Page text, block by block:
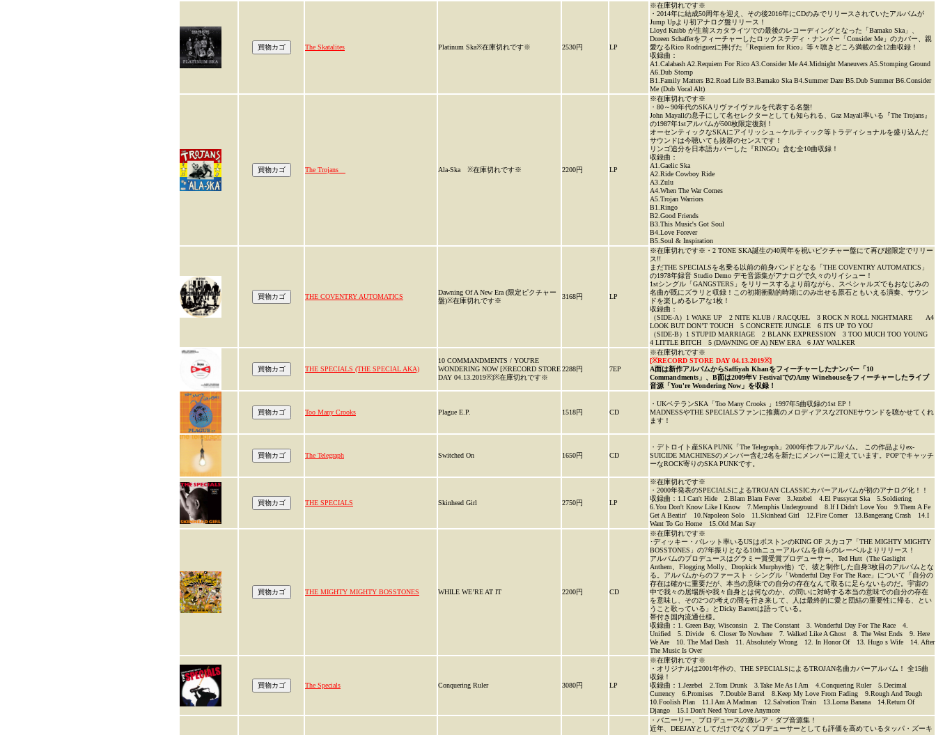
The Skatalites Platinum Ska※在庫切れです※ 2530円 LP
※在庫切れです※
・2014年に結成50周年を迎え、その後2016年にCDのみでリリースされていたアルバムが
Jump Upより初アナログ盤リリース！
Lloyd Knibb が生前スカタライツでの最後のレコーディングとなった「Bamako Ska」、
Doreen Schafferをフィーチャーしたロックステディ・ナンバー「Consider Me」のカバー、親
愛なるRico Rodriguezに捧げた「Requiem for Rico」等々聴きどころ満載の全12曲収録！
収録曲：
A1.Calabash A2.Requiem For Rico A3.Consider Me A4.Midnight Maneuvers A5.Stomping Ground
A6.Dub Stomp
B1.Family Matters B2.Road Life B3.Bamako Ska B4.Summer Daze B5.Dub Summer B6.Consider
Me (Dub Vocal Alt)
The Trojans Ala-Ska ※在庫切れです※ 2200円 LP
※在庫切れです※
・80～90年代のSKAリヴァイヴァルを代表する名盤!
John Mayallの息子にして名セレクターとしても知られる、Gaz Mayall率いる『The Trojans』
の1987年1stアルバムが500枚限定復刻！
オーセンティックなSKAにアイリッシュ～ケルティック等トラディショナルを盛り込んだ
サウンドは今聴いても抜群のセンスです！
リンゴ追分を日本語カバーした『RINGO』含む全10曲収録！
収録曲：
A1.Gaelic Ska
A2.Ride Cowboy Ride
A3.Zulu
A4.When The War Comes
A5.Trojan Warriors
B1.Ringo
B2.Good Friends
B3.This Music's Got Soul
B4.Love Forever
B5.Soul & Inspiration
THE COVENTRY AUTOMATICS
Dawning Of A New Era (限定ピクチャー
盤)※在庫切れです※
3168円 LP
※在庫切れです※・2 TONE SKA誕生の40周年を祝いピクチャー盤にて再び超限定でリリー
ス!!
まだTHE SPECIALSを名乗る以前の前身バンドとなる「THE COVENTRY AUTOMATICS」
の1978年録音 Studio Demo デモ音源集がアナログで久々のリイシュー！
1stシングル「GANGSTERS」をリリースするより前ながら、スペシャルズでもおなじみの
名曲が既にズラリと収録！この初期衝動的時期にのみ出せる原石ともいえる演奏、サウン
ドを楽しめるレアな1枚！
収録曲：
（SIDE-A）1 WAKE UP 2 NITE KLUB / RACQUEL 3 ROCK N ROLL NIGHTMARE A4
LOOK BUT DON’T TOUCH 5 CONCRETE JUNGLE 6 ITS UP TO YOU
（SIDE-B）1 STUPID MARRIAGE 2 BLANK EXPRESSION 3 TOO MUCH TOO YOUNG
4 LITTLE BITCH 5 (DAWNING OF A) NEW ERA 6 JAY WALKER
THE SPECIALS (THE SPECIAL AKA)
10 COMMANDMENTS / YOU'RE
WONDERING NOW [※RECORD STORE
DAY 04.13.2019※]※在庫切れです※
2288円 7EP
※在庫切れです※
[※RECORD STORE DAY 04.13.2019※]
A面は新作アルバムからSaffiyah Khanをフィーチャーしたナンバー「10
Commandments」、B面は2009年V FestivalでのAmy Winehouseをフィーチャーしたライブ
音源「You're Wondering Now」を収録！
Too Many Crooks Plague E.P. 1518円 CD
・UKベテランSKA「Too Many Crooks 」1997年5曲収録の1st EP！
MADNESSやTHE SPECIALSファンに推薦のメロディアスな2TONEサウンドを聴かせてくれ
ます！
The Telegraph Switched On 1650円 CD
・デトロイト産SKA PUNK「The Telegraph」2000年作フルアルバム。 この作品よりex-
SUICIDE MACHINESのメンバー含む2名を新たにメンバーに迎えています。POPでキャッチ
ーなROCK寄りのSKA PUNKです。
THE SPECIALS Skinhead Girl 2750円 LP
※在庫切れです※
・2000年発表のSPECIALSによるTROJAN CLASSICカバーアルバムが初のアナログ化！！
収録曲：1.I Can't Hide 2.Blam Blam Fever 3.Jezebel 4.El Pussycat Ska 5.Soldiering
6.You Don't Know Like I Know 7.Memphis Underground 8.If I Didn't Love You 9.Them A Fe
Get A Beatin' 10.Napoleon Solo 11.Skinhead Girl 12.Fire Corner 13.Bangerang Crash 14.I
Want To Go Home 15.Old Man Say
THE MIGHTY MIGHTY BOSSTONES WHILE WE’RE AT IT 2200円 CD
※在庫切れです※
･ディッキー・バレット率いるUSはボストンのKING OF スカコア「THE MIGHTY MIGHTY
BOSSTONES」の7年振りとなる10thニューアルバムを自らのレーベルよりリリース！
アルバムのプロデュースはグラミー賞受賞プロデューサー、Ted Hutt（The Gaslight
Anthem、Flogging Molly、Dropkick Murphys他）で、彼と制作した自身3枚目のアルバムとな
る。アルバムからのファースト・シングル「Wonderful Day For The Race」について「自分の
存在は確かに重要だが、本当の意味での自分の存在なんて取るに足らないものだ。宇宙の
中で我々の居場所や我々自身とは何なのか、の問いに対峙する本当の意味での自分の存在
を意味し、その2つの考えの間を行き来して、人は最終的に愛と団結の重要性に帰る、とい
うこと歌っている」とDicky Barrettは語っている。
帯付き国内流通仕様。
収録曲：1. Green Bay, Wisconsin 2. The Constant 3. Wonderful Day For The Race 4.
Unified 5. Divide 6. Closer To Nowhere 7. Walked Like A Ghost 8. The West Ends 9. Here
We Are 10. The Mad Dash 11. Absolutely Wrong 12. In Honor Of 13. Hugo s Wife 14. After
The Music Is Over
The Specials Conquering Ruler 3080円 LP
※在庫切れです※
・オリジナルは2001年作の、THE SPECIALSによるTROJAN名曲カバーアルバム！ 全15曲
収録！
収録曲：1.Jezebel 2.Tom Drunk 3.Take Me As I Am 4.Conquering Ruler 5.Decimal
Currency 6.Promises 7.Double Barrel 8.Keep My Love From Fading 9.Rough And Tough
10.Foolish Plan 11.I Am A Madman 12.Salvation Train 13.Lorna Banana 14.Return Of
Django 15.I Don't Need Your Love Anymore
・バニーリー、プロデュースの激レア・ダブ音源集！
近年、DEEJAYとしてだけでなくプロデューサーとしても評価を高めているタッパ・ズーキ